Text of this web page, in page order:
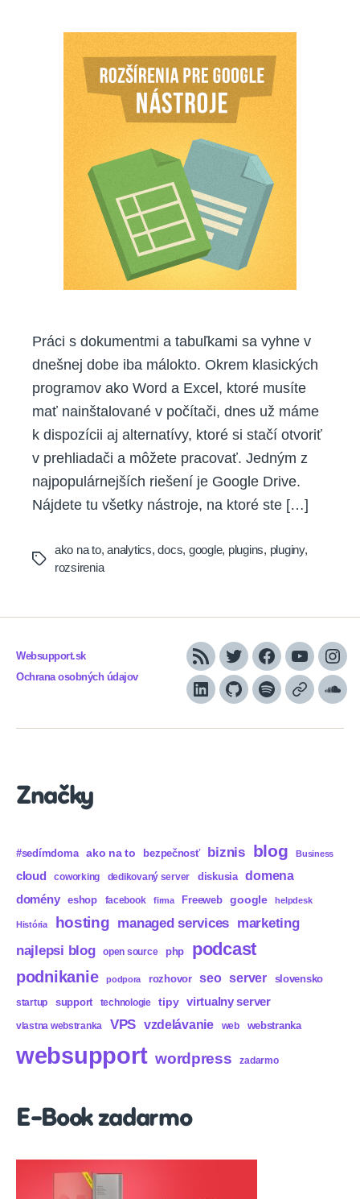
život
rozšíreniami
Google
Docs
Spreadsheet
Práci s dokumentmi a tabuľkami sa vyhne v
dnešnej dobe iba málokto. Okrem klasických
programov ako Word a Excel, ktoré musíte
mať nainštalované v počítači, dnes už máme
k dispozícii aj alternatívy, ktoré si stačí otvoriť
v prehliadači a môžete pracovať. Jedným z
najpopulárnejších riešení je Google Drive.
Nájdete tu všetky nástroje, na ktoré ste […]
Tags
ako na to,analytics,docs, google, plugins, pluginy,
rozsirenia
Websupport.sk
Ochrana osobných údajov
RSS TwitterFacebook
YouTube
LinkedInGitHubSpotifyApple
Značky
#sedímdoma ako na to bezpečnosť biznis blog Business
cloud coworking dedikovaný server diskusia domena
domény eshop facebook firma Freeweb google helpdesk
História hosting managed services marketing
najlepsi blog open source php podcast
podnikanie podpora rozhovor seo server slovensko
startup support technologie tipy virtualny server
vlastna webstranka VPS vzdelávanie web webstranka
websupport wordpress zadarmo
E-Book zadarmo